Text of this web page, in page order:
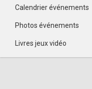
Pinterest
Youtube
Calendrier événements
Photos événements
Livres jeux vidéo